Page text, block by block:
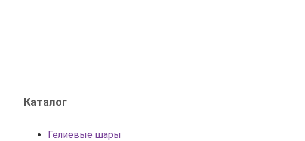
Каталог
Гелиевые шары